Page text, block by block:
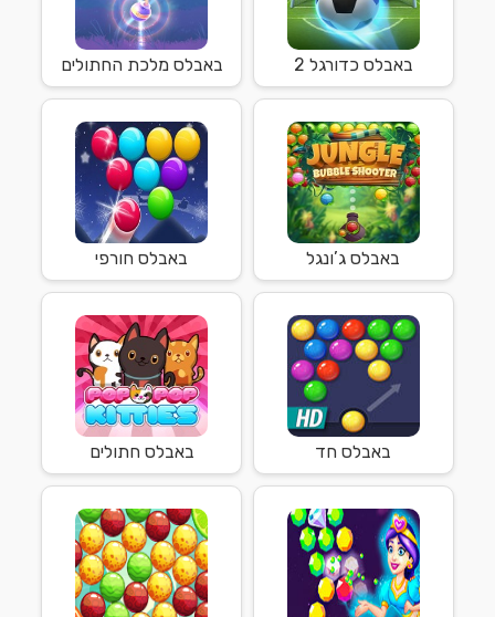
באבלס כדורגל 2 באבלס מלכת החתולים
באבלס ג’ונגל באבלס חורפי
באבלס חד באבלס חתולים